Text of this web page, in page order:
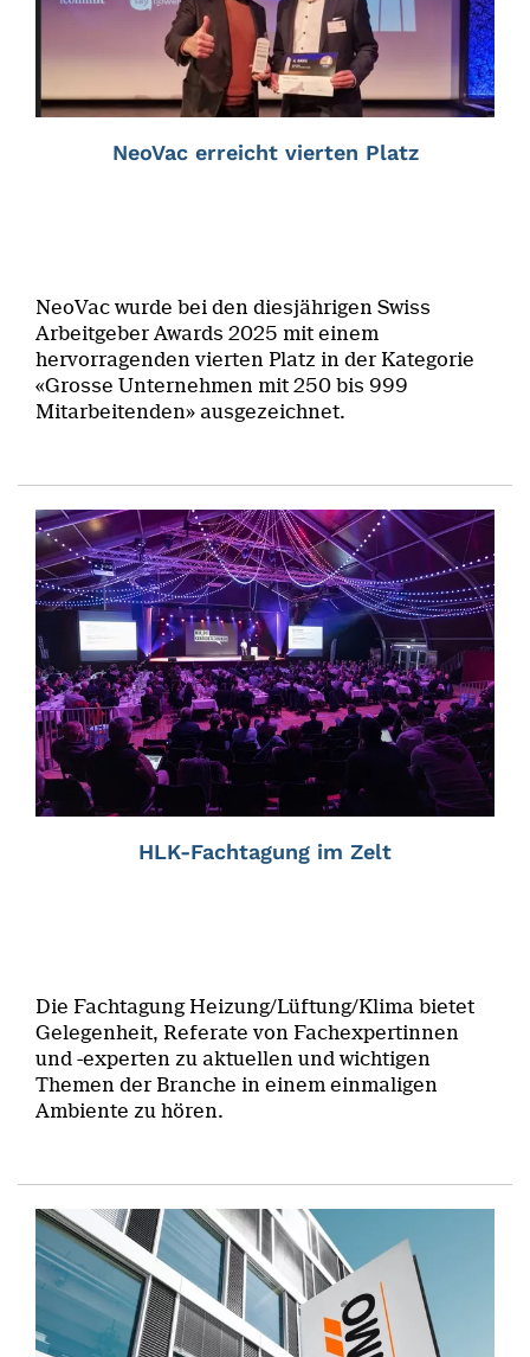
NeoVac erreicht vierten Platz
NeoVac wurde bei den diesjährigen Swiss
Arbeitgeber Awards 2025 mit einem
hervorragenden vierten Platz in der Kategorie
«Grosse Unternehmen mit 250 bis 999
Mitarbeitenden» ausgezeichnet.
HLK-Fachtagung im Zelt
Die Fachtagung Heizung/Lüftung/Klima bietet
Gelegenheit, Referate von Fachexpertinnen
und -experten zu aktuellen und wichtigen
Themen der Branche in einem einmaligen
Ambiente zu hören.